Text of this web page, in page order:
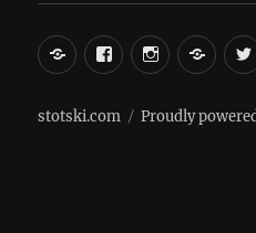
вКонтакте
Facebook
stotski.com Proudly